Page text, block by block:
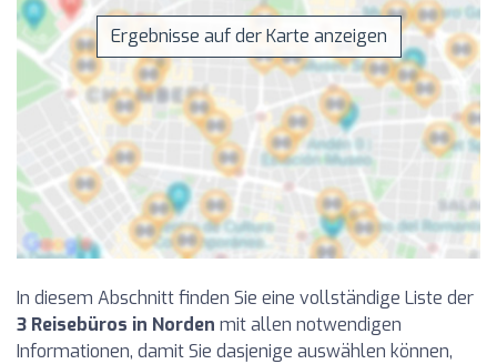
Ergebnisse auf der Karte anzeigen
In diesem Abschnitt finden Sie eine vollständige Liste der
3 Reisebüros in Norden mit allen notwendigen
Informationen, damit Sie dasjenige auswählen können,